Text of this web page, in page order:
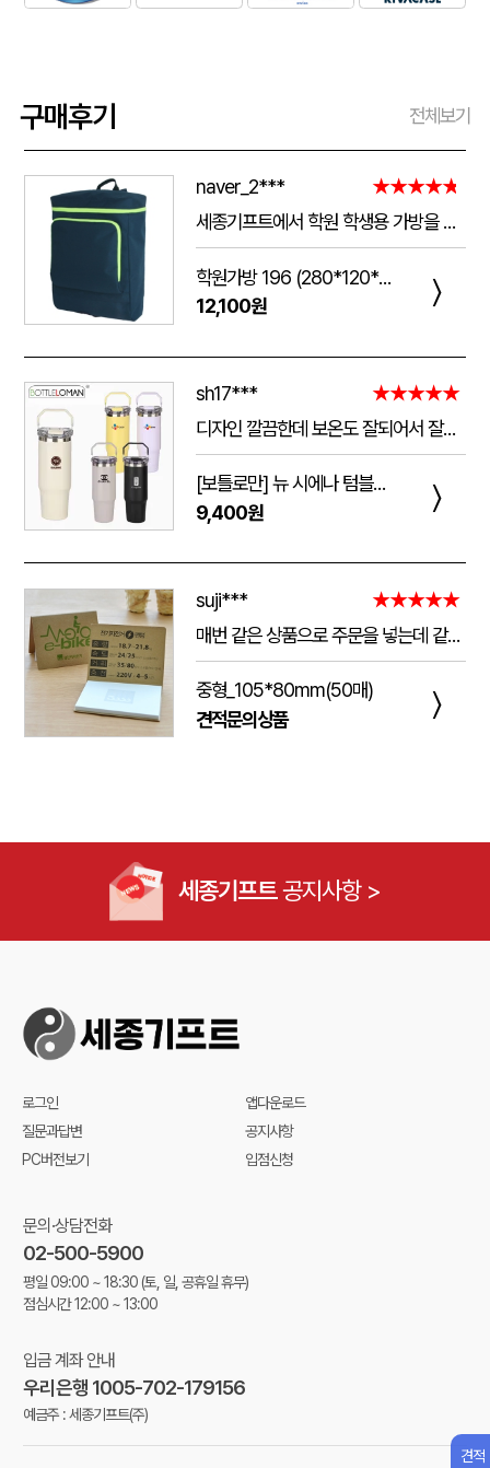
구매후기 전체보기
naver_2***
★★★★★
세종기프트에서 학원 학생용 가방을 제작했는데 전체적으로 아주 만족스럽습니다. 가방 크기가 넉넉해서 교재와 학용품을 넣기 좋고, 원단과 지퍼도 탄탄해서 아이들이 매일 사용하기에 실용적입니다. 특히 학원 로고와 문구 인쇄가 선명하고 깔끔하게 나와서 실제로 받아보니 기대했던 것보다 훨씬 고급스러웠습니다. 제작 과정에서도 요청사항을 잘 반영해 주셨고 완성도도 좋아 다음 단체 제작 때도 다시 이용하고 싶습니다.
학원가방 196 (280*120*390mm)
12,100원
〉
sh17***
★★★★★
디자인 깔끔한데 보온도 잘되어서 잘쓰고 있습니다 선물용으로 좋네요 하단에 실리콘 밀림방지 없는건 좀 아쉽네요
[보틀로만] 뉴 시에나 텀블러 900ml
9,400원
〉
suji***
★★★★★
매번 같은 상품으로 주문을 넣는데 같은 품질로 받을 수 있어서 좋습니다. 배송 기간도 적당히 잘오는거 같아요. 앞으로도 계속 이용할꺼 같습니다. 지금과 같은 품질로 유지해주세요!!
중형_105*80mm(50매)
견적문의상품
〉
세종기프트공지사항 >
로그인
앱다운로드
질문과답변
공지사항
PC버전보기
입점신청
문의·상담전화
02-500-5900
평일 09:00 ~ 18:30(토, 일, 공휴일 휴무)
점심시간 12:00 ~ 13:00
입금 계좌 안내
우리은행 1005-702-179156
예금주 : 세종기프트(주)
견적